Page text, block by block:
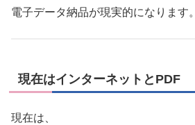
電子データ納品が現実的になります。
現在はインターネットとPDF
現在は、